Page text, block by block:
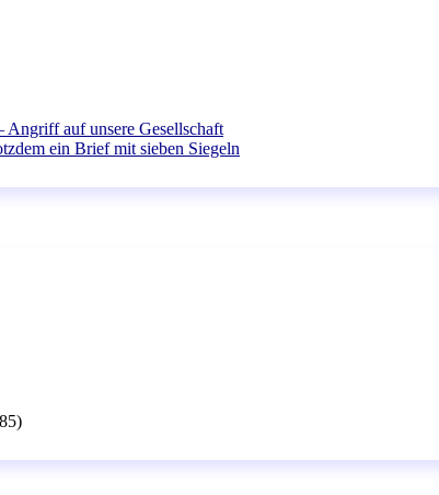
Angriff auf unsere Gesellschaft
ein Brief mit sieben Siegeln